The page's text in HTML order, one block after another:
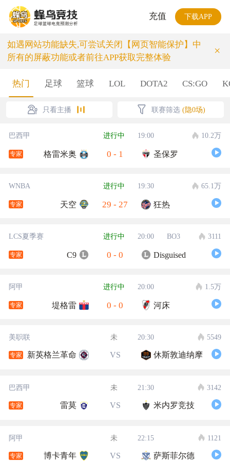
充值 下载APP
如遇网站功能缺失,可尝试关闭【网页智能保护】中
所有的屏蔽功能或者前往APP获取完整体验
×
热门 足球 篮球 LOL DOTA2 CS:GO
只看主播 联赛筛选 (隐0场)
巴西甲 进行中 19:00 10.2万
专家 格雷米奥 0 - 1 圣保罗
WNBA 进行中 19:30 65.1万
专家 天空 29 - 27 狂热
LCS夏季赛 进行中 20:00 BO3 3111
专家 C9 0 - 0 Disguised
阿甲 进行中 20:00 1.5万
专家 堤格雷 0 - 0 河床
美职联 未 20:30 5549
专家 新英格兰革命 VS 休斯敦迪纳摩
巴西甲 未 21:30 3142
专家 雷莫 VS 米内罗竞技
阿甲 未 22:15 1121
专家 博卡青年 VS 萨斯菲尔德